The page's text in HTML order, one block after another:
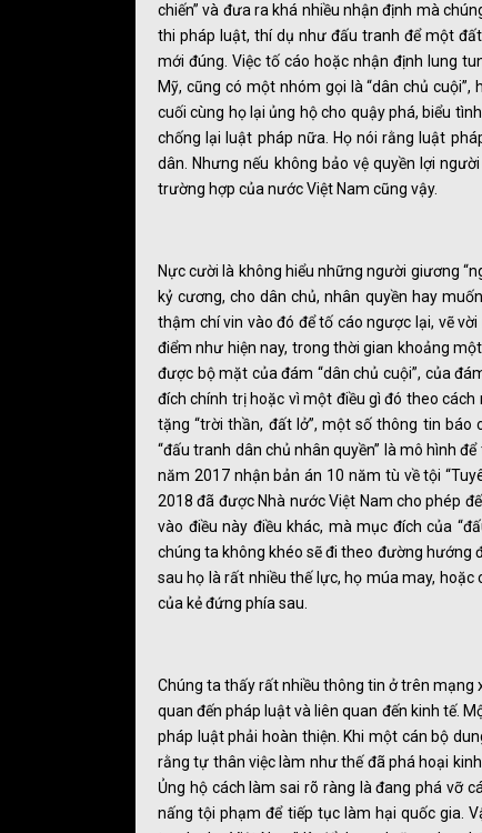
chiến” và đưa ra khá nhiều nhận định mà
thi pháp luật, thí dụ như đấu tranh để một
mới đúng. Việc tố cáo hoặc nhận định lung
Mỹ, cũng có một nhóm gọi là “dân chủ
cuối cùng họ lại ủng hộ cho quậy phá, biểu
chống lại luật pháp nữa. Họ nói rằng luật
dân. Nhưng nếu không bảo vệ quyền lợi
trường hợp của nước Việt Nam cũng vậy.
Nực cười là không hiểu những người giương
kỷ cương, cho dân chủ, nhân quyền hay
thậm chí vin vào đó để tố cáo ngược lại, vẽ
điểm như hiện nay, trong thời gian khoảng
được bộ mặt của đám “dân chủ cuội”, của
đích chính trị hoặc vì một điều gì đó theo
tặng “trời thần, đất lở”, một số thông tin
“đấu tranh dân chủ nhân quyền” là mô hình
năm 2017 nhận bản án 10 năm tù về tội
2018 đã được Nhà nước Việt Nam cho phép
vào điều này điều khác, mà mục đích của
chúng ta không khéo sẽ đi theo đường hướng
sau họ là rất nhiều thế lực, họ múa may,
của kẻ đứng phía sau.
Chúng ta thấy rất nhiều thông tin ở trên mạng
quan đến pháp luật và liên quan đến kinh tế.
pháp luật phải hoàn thiện. Khi một cán bộ
rằng tự thân việc làm như thế đã phá hoại
Ủng hộ cách làm sai rõ ràng là đang phá vỡ
nấng tội phạm để tiếp tục làm hại quốc gia.